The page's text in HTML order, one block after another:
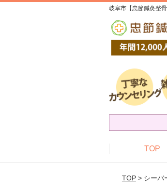
岐阜市【忠節鍼灸整
TOP
TOP> シーバ